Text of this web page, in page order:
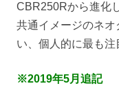
CBR250Rから進化
共通イメージのネ
い、個人的に最も注
※2019年5月追記